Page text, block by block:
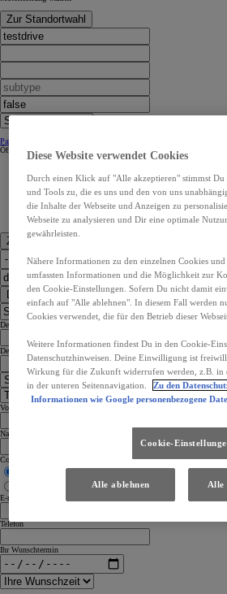
Zur Standortwahl
Partner Kontaktangaben:
Öffnungszeiten
Öffnungszeiten
Zu den Kontaktdaten
Dealer Finder
Dealer Language
Dealer Country
Vorname
Nachname
Contact me by
E-mail Adresse
Telefon
Ihr Wunschtermin
Diese Website verwendet Cookies
Durch einen Klick auf "Alle akzeptieren" stimmst
und Tools zu, die es uns und den von uns
die Inhalte der Webseite und Anzeigen zu
Webseite zu analysieren und Dir eine optimale
gewährleisten.
Nähere Informationen zu den einzelnen Cookies
umfassten Informationen und die Möglichkeit zur
den Cookie-Einstellungen. Sofern Du nicht damit
einfach auf "Alle ablehnen". In diesem Fall werden
Cookies verwendet, die für den Betrieb dieser
Weitere Informationen findest Du in den Cookie-
Datenschutzhinweisen. Deine Einwilligung ist
Wirkung für die Zukunft widerrufen werden, z.B. in
in der unteren Seitennavigation.
Zu den
Informationen wie Google personenbezogene
Cookie-
Alle ablehnen Alle